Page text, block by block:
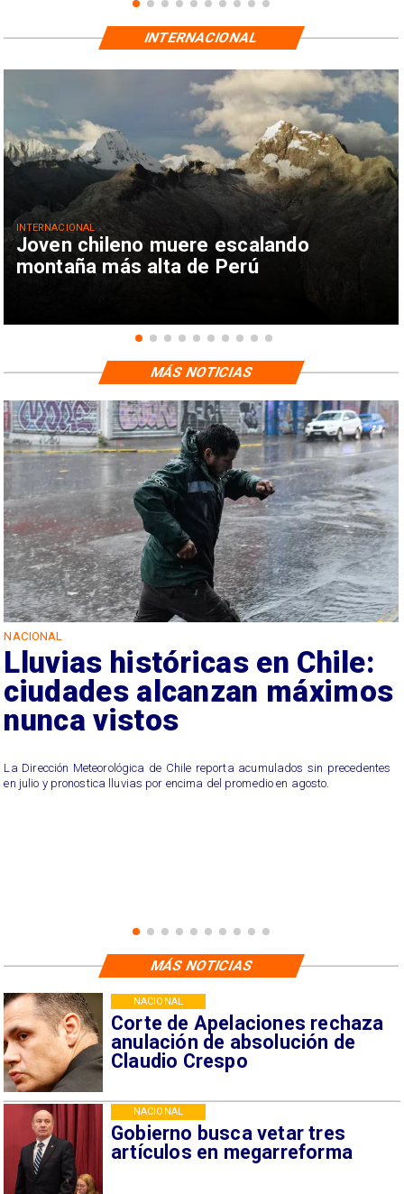
Joven chileno muere escalando
montaña más alta de Perú
INTERNACIONAL
INTERNACIONAL
NACIONAL
Lluvias históricas en Chile:
ciudades alcanzan máximos
nunca vistos
La Dirección Meteorológica de Chile reporta acumulados sin precedentes
en julio y pronostica lluvias por encima del promedio en agosto.
MÁS NOTICIAS
Corte de Apelaciones rechaza
anulación de absolución de
Claudio Crespo
NACIONAL
Gobierno busca vetar tres
artículos en megarreforma
NACIONAL
MÁS NOTICIAS